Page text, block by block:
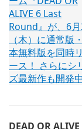
DEAD OR